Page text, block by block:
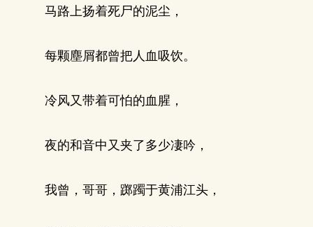
马路上扬着死尸的泥尘，
每颗塵屑都曾把人血吸饮。
冷风又带着可怕的血腥，
夜的和音中又夹了多少凄吟，
我曾，哥哥，踯躅于黄浦江头，